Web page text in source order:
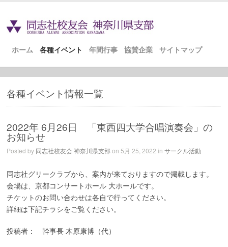
ホーム 各種イベント 年間行事 協賛企業 サイトマップ
各種イベント情報一覧
2022年 6月26日 「東西四大学合唱演奏会」の
お知らせ
Posted by 同志社校友会 神奈川県支部on 5月 25, 2022 inサークル活動
同志社グリークラブから、案内が来ておりますので掲載します。
会場は、京都コンサートホール 大ホールです。
チケットのお問い合わせは各自で行ってください。
詳細は下記チラシをご覧ください。
投稿者： 幹事長 木原康博（代）